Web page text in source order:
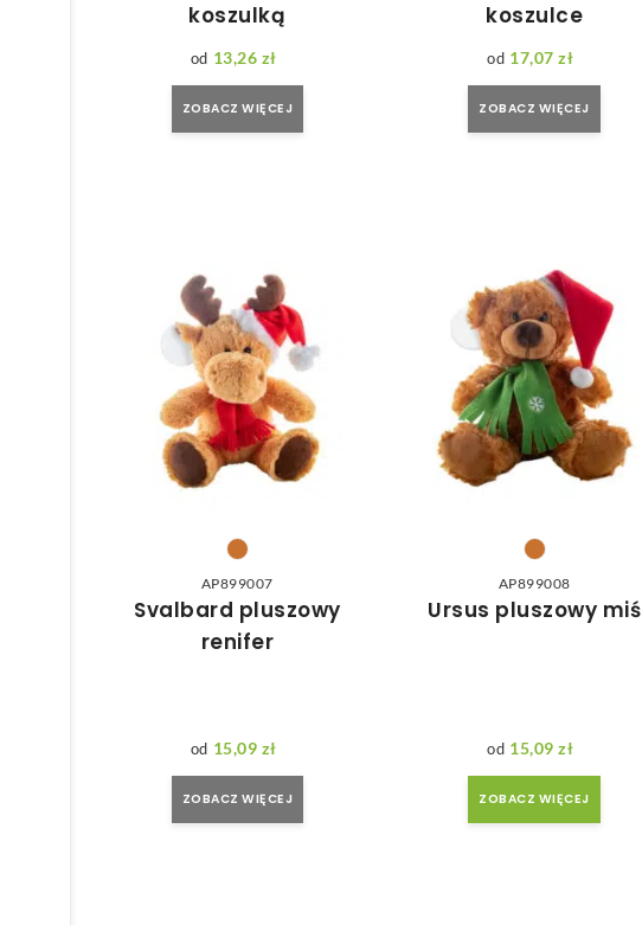
koszulką
13,26 zł
ZOBACZ WIĘCEJ
koszulce
17,07zł
ZOBACZ WIĘCEJ
AP899007
Svalbard pluszowy
renifer
15,09 zł
ZOBACZ WIĘCEJ
AP899008
Ursus pluszowy miś
15,09zł
ZOBACZ WIĘCEJ